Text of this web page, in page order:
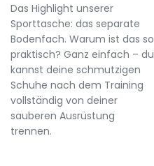
Das Highlight unserer
Sporttasche: das separate
Bodenfach. Warum ist das so
praktisch? Ganz einfach – du
kannst deine schmutzigen
Schuhe nach dem Training
vollständig von deiner
sauberen Ausrüstung
trennen.